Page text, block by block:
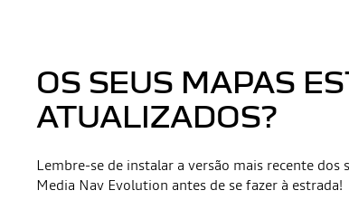
OS SEUS MAPAS
ATUALIZADOS?
Lembre-se de instalar a versão mais recente dos
Media Nav Evolution antes de se fazer à estrada!